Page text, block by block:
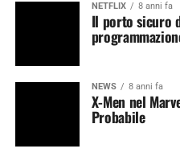
NETFLIX 8 anni fa
Il porto sicuro
NEWS 8 anni fa
X-Men nel
Probabile